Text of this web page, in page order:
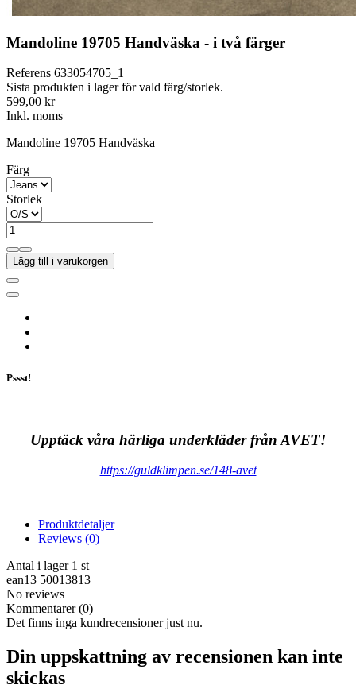
Mandoline 19705 Handväska - i två färger
Referens 633054705_1
Sista produkten i lager för vald färg/storlek.
599,00 kr
Inkl. moms
Mandoline 19705 Handväska
Färg
Storlek
Lägg till i varukorgen
Pssst!
Upptäck våra härliga underkläder från AVET!
https://guldklimpen.se/148-avet
Produktdetaljer
Reviews (0)
Antal i lager 1 st
ean13 50013813
No reviews
Kommentarer (0)
Det finns inga kundrecensioner just nu.
Din uppskattning av recensionen kan inte
skickas